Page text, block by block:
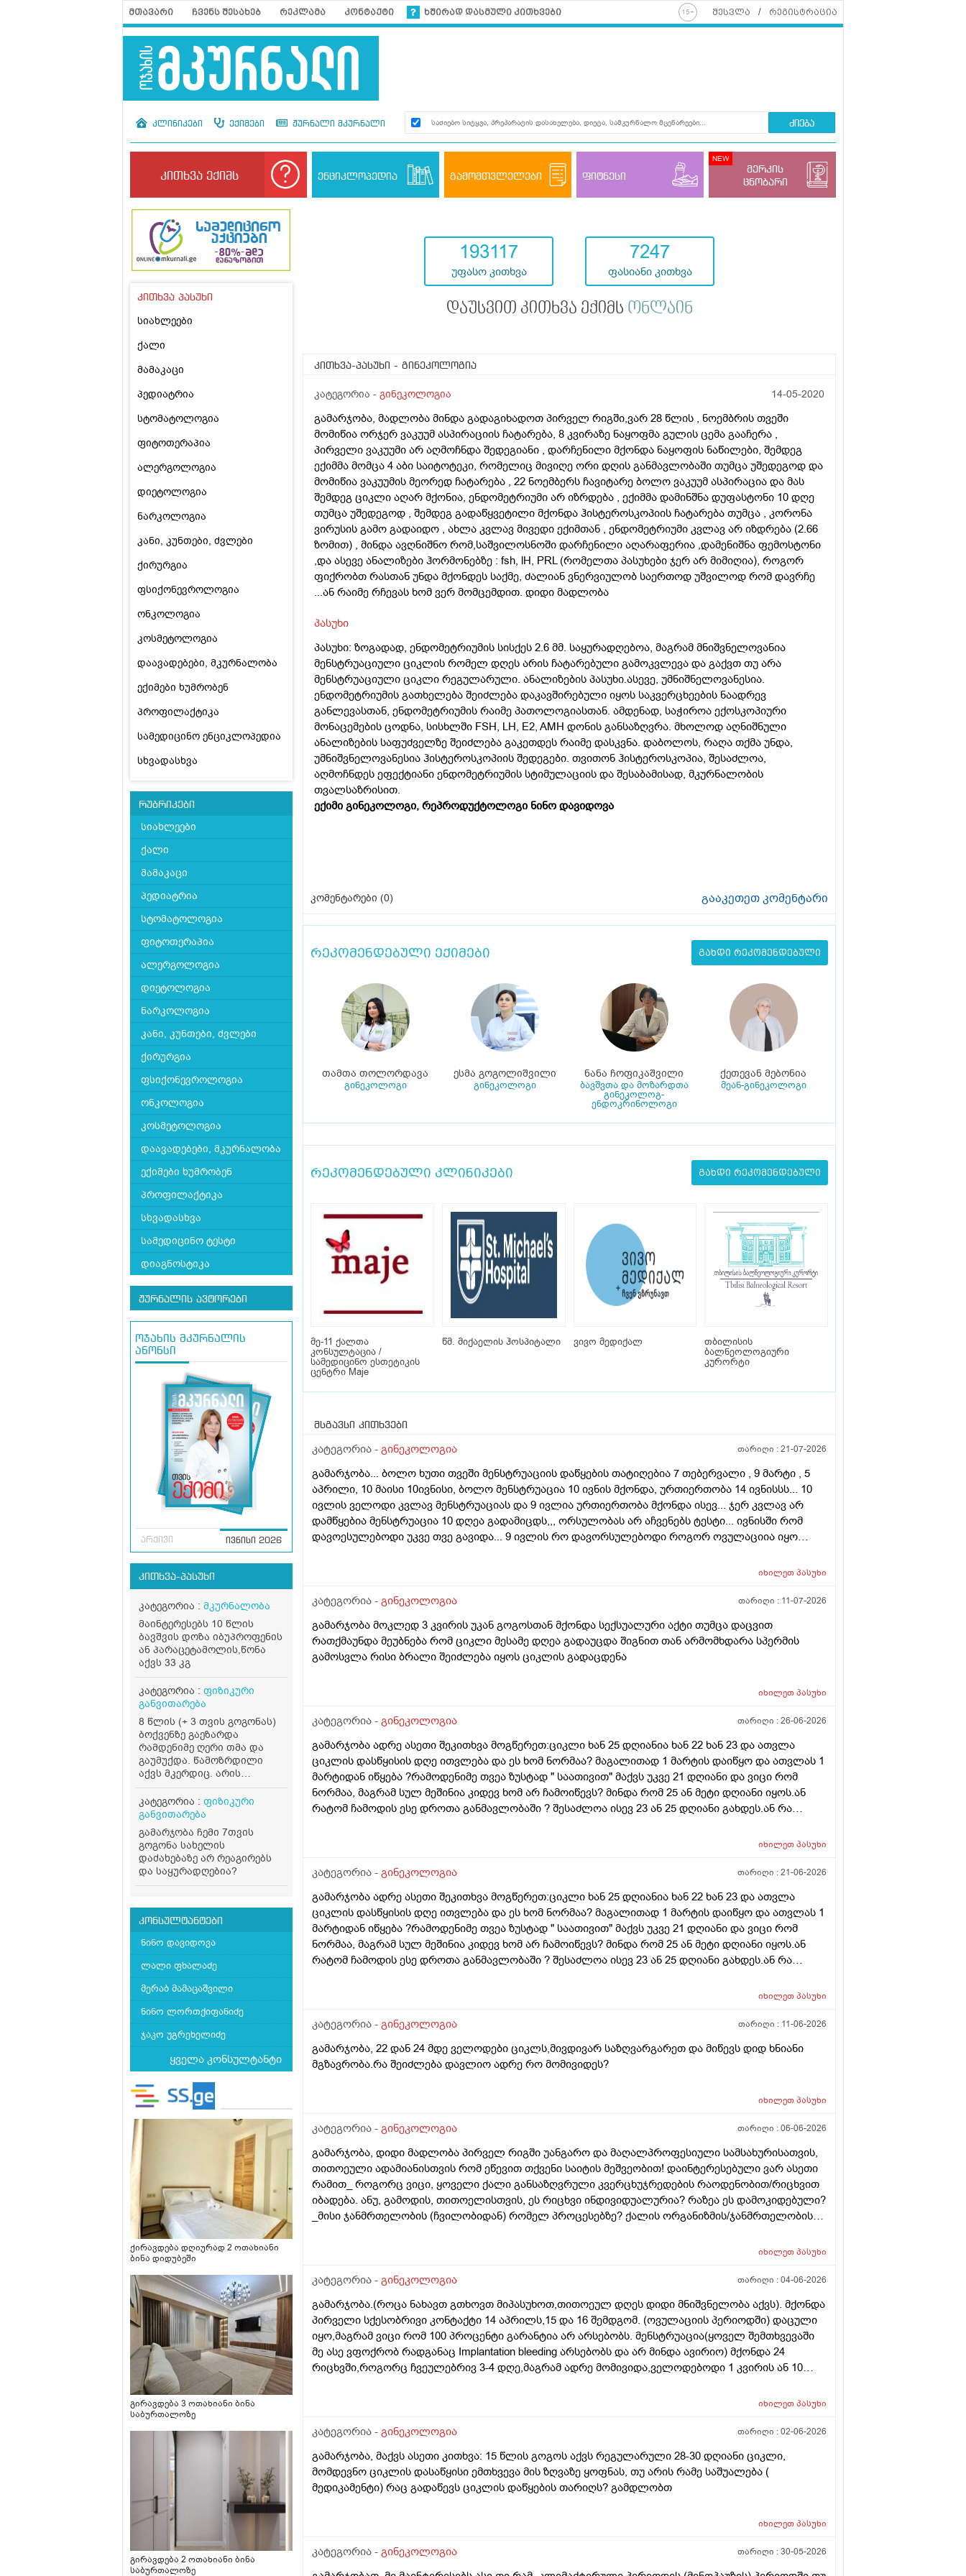
მთავარი ჩვენს შესახებ რეკლამა კონტაქტი ხშირად დასმული კითხვები შესვლა რეგისტრაცია
კლინიკები ექიმები ჟურნალი მკურნალი ძიება
კითხვა ექიმს ენციკლოპედია გამომთვლელები ფიტნესი
მერკის
ცნობარი
კითხვა პასუხი
სიახლეები
ქალი
მამაკაცი
პედიატრია
სტომატოლოგია
ფიტოთერაპია
ალერგოლოგია
დიეტოლოგია
ნარკოლოგია
კანი, კუნთები, ძვლები
ქირურგია
ფსიქონევროლოგია
ონკოლოგია
კოსმეტოლოგია
დაავადებები, მკურნალობა
ექიმები ხუმრობენ
პროფილაქტიკა
სამედიცინო ენციკლოპედია
სხვადასხვა
რუბრიკები
სიახლეები
ქალი
მამაკაცი
პედიატრია
სტომატოლოგია
ფიტოთერაპია
ალერგოლოგია
დიეტოლოგია
ნარკოლოგია
კანი, კუნთები, ძვლები
ქირურგია
ფსიქონევროლოგია
ონკოლოგია
კოსმეტოლოგია
დაავადებები, მკურნალობა
ექიმები ხუმრობენ
პროფილაქტიკა
სხვადასხვა
სამედიცინო ტესტი
დიაგნოსტიკა
ჟურნალის ავტორები
ოჯახის მკურნალის
ანონსი
არქივი ივნისი 2026
კითხვა-პასუხი
კატეგორია : მკურნალობა
მაინტერესებს 10 წლის
ბავშვის დოზა იბუპროფენის
ან პარაცეტამოლის,წონა
აქვს 33 კგ
კატეგორია : ფიზიკური
განვითარება
8 წლის (+ 3 თვის გოგონას)
ბოქვენზე გაეზარდა
რამდენიმე ღერი თმა და
გაუმუქდა. წამოზრდილი
აქვს მკერდიც. არის
ასაკთან შედარებით
მაღალი და აქვს წონაც ( 44
კგ). რამდენად საშიშია, რას
რამდენად ნორმალურია?
და რა გავლენა შეიძლება
იქონიოს ამ ყველაფერმა.
კატეგორია : ფიზიკური
განვითარება
გამარჯობა ჩემი 7თვის
გოგონა სახელის
დაძახებაზე არ რეაგირებს
და საყურადღებია?
კონსულტანტები
ნინო დავიდოვა
ლალი ფხალაძე
მერაბ მამაცაშვილი
ნინო ლორთქიფანიძე
ჯაკო უგრეხელიძე
ყველა კონსულტანტი
ქირავდება დღიურად 2 ოთახიანი
ბინა დიდუბეში
გირავდება 3 ოთახიანი ბინა
საბურთალოზე
გირავდება 2 ოთახიანი ბინა
საბურთალოზე
193117
უფასო კითხვა
7247
ფასიანი კითხვა
დაუსვით კითხვა ექიმს ონლაინ
კითხვა-პასუხი - გინეკოლოგია
კატეგორია - გინეკოლოგია 14-05-2020
გამარჯობა, მადლობა მინდა გადაგიხადოთ პირველ რიგში,ვარ 28 წლის , ნოემბრის თვეში
მომიწია ორჯერ ვაკუუმ ასპირაციის ჩატარება, 8 კვირაზე ნაყოფმა გულის ცემა გააჩერა ,
პირველი ვაკუუმი არ აღმოჩნდა შედეგიანი , დარჩენილი მქონდა ნაყოფის ნაწილები, შემდეგ
ექიმმა მომცა 4 აბი საიტოტეკი, რომელიც მივიღე ორი დღის განმავლობაში თუმცა უშედეგოდ და
მომიწია ვაკუუმის მეორედ ჩატარება , 22 ნოემბერს ჩავიტარე ბოლო ვაკუუმ ასპირაცია და მას
შემდეგ ციკლი აღარ მქონია, ენდომეტრიუმი არ იზრდება , ექიმმა დამინშნა დუფასტონი 10 დღე
თუმცა უშედეგოდ , შემდეგ გადაწყვეტილი მქონდა ჰისტეროსკოპიის ჩატარება თუმცა , კორონა
ვირუსის გამო გადაიდო , ახლა კვლავ მივედი ექიმთან , ენდომეტრიუმი კვლავ არ იზდრება (2.66
ზომით) , მინდა ავღნიშნო რომ,საშვილოსნოში დარჩენილი აღარაფერია ,დამენიშნა ფემოსტონი
,და ასევე ანალიზები ჰორმონებზე : fsh, lH, PRL (რომელთა პასუხები ჯერ არ მიმიღია), როგორ
ფიქრობთ რასთან უნდა მქონდეს საქმე, ძალიან ვნერვიულობ საერთოდ უშვილოდ რომ დავრჩე
...ან რაიმე რჩევას ხომ ვერ მომცემდით. დიდი მადლობა
პასუხი
პასუხი: ზოგადად, ენდომეტრიუმის სისქეს 2.6 მმ. საყურადღებოა, მაგრამ მნიშვნელოვანია
მენსტრუაციული ციკლის რომელ დღეს არის ჩატარებული გამოკვლევა და გაქვთ თუ არა
მენსტრუაციული ციკლი რეგულარული. ანალიზების პასუხი.ასევე, უმნიშნელოვანესია.
ენდომეტრიუმის გათხელება შეიძლება დაკავშირებული იყოს საკვერცხეების ნაადრევ
განლევასთან, ენდომეტრიუმის რაიმე პათოლოგიასთან. ამდენად, საჭიროა ექოსკოპიური
მონაცემების ცოდნა, სისხლში FSH, LH, E2, AMH დონის განსაზღვრა. მხოლოდ აღნიშნული
ანალიზების საფუძველზე შეიძლება გაკეთდეს რაიმე დასკვნა. დაბოლოს, რაღა თქმა უნდა,
უმნიშვნელოვანესია ჰისტეროსკოპიის შედეგები. თვითონ ჰისტეროსკოპია, შესაძლოა,
აღმოჩნდეს ეფექტიანი ენდომეტრიუმის სტიმულაციის და შესაბამისად, მკურნალობის
თვალსაზრისით.
ექიმი გინეკოლოგი, რეპროდუქტოლოგი ნინო დავიდოვა
კომენტარები (0) გააკეთეთ კომენტარი
რეკომენდებული ექიმები გახდი რეკომენდებული
თამთა თოლორდავა
გინეკოლოგი
ესმა გოგოლიშვილი
გინეკოლოგი
ნანა ჩოფიკაშვილი
ბავშვთა და მოზარდთა
გინეკოლოგ-
ენდოკრინოლოგი
ქეთევან მებონია
მეან-გინეკოლოგი
რეკომენდებული კლინიკები გახდი რეკომენდებული
მე-11 ქალთა
კონსულტაცია /
სამედიცინო ესთეტიკის
ცენტრი Maje
წმ. მიქაელის ჰოსპიტალი ვივო მედიქალ
თბილისის
ბალნეოლოგიური
კურორტი
მსგავსი კითხვები
კატეგორია - გინეკოლოგია თარიღი :21-07-2026
გამარჯობა... ბოლო ხუთი თვეში მენსტრუაციის დაწყების თატიღებია 7 თებერვალი , 9 მარტი , 5
აპრილი, 10 მაისი 10ივნისი, ბოლო მენსტრუაცია 10 ივნის მქონდა, ურთიერთობა 14 ივნისსს... 10
ივლის ველოდი კვლავ მენსტრუაციას და 9 ივლია ურთიერთობა მქონდა ისევ... ჯერ კვლავ არ
დამწყებია მენსტრუაცია 10 დღეა გადამიცდს,,, ორსულობას არ აჩვენებს ტესტი... ივნისში რომ
დავოესულებოდი უკვე თვე გავიდა... 9 ივლის რო დავორსულებოდი როგორ ოვულაციია იყო
იხილეთპასუხი
კატეგორია - გინეკოლოგია თარიღი : 11-07-2026
გამარჯობა მოკლედ 3 კვირის უკან გოგოსთან მქონდა სექსუალური აქტი თუმცა დაცვით
რათქმაუნდა მეუბნება რომ ციკლი მესამე დღეა გადაუცდა შიგნით თან არმომხდარა სპერმის
გამოსვლა რისი ბრალი შეიძლება იყოს ციკლის გადაცდენა
იხილეთპასუხი
კატეგორია - გინეკოლოგია თარიღი :26-06-2026
გამარჯობა ადრე ასეთი შეკითხვა მოგწერეთ:ციკლი ხან 25 დღიანია ხან 22 ხან 23 და ათვლა
ციკლის დასწყისის დღე ითვლება და ეს ხომ ნორმაა? მაგალითად 1 მარტის დაიწყო და ათვლას 1
მარტიდან იწყება ?რამოდენიმე თვეა ზუსტად " საათივით" მაქვს უკვე 21 დღიანი და ვიცი რომ
ნორმაა, მაგრამ სულ მეშინია კიდევ ხომ არ ჩამოიწევს? მინდა რომ 25 ან მეტი დღიანი იყოს.ან
რატომ ჩამოდის ესე დროთა განმავლობაში ? შესაძლოა ისევ 23 ან 25 დღიანი გახდეს.ან რა
მაქვს სანერვიულო.რითი შეიძლება უნდაცკვების სახით რომ ვმართო ციკლის დღეები? პასუხიც
დღემდე გასრანდა ახლა 21 დღიანზე 4 დღიანია.თქვენ მითხარით რომ შეიმოწმეთო ტიესეიჩი და
იხილეთპასუხი
კატეგორია - გინეკოლოგია თარიღი :21-06-2026
გამარჯობა ადრე ასეთი შეკითხვა მოგწერეთ:ციკლი ხან 25 დღიანია ხან 22 ხან 23 და ათვლა
ციკლის დასწყისის დღე ითვლება და ეს ხომ ნორმაა? მაგალითად 1 მარტის დაიწყო და ათვლას 1
მარტიდან იწყება ?რამოდენიმე თვეა ზუსტად " საათივით" მაქვს უკვე 21 დღიანი და ვიცი რომ
ნორმაა, მაგრამ სულ მეშინია კიდევ ხომ არ ჩამოიწევს? მინდა რომ 25 ან მეტი დღიანი იყოს.ან
რატომ ჩამოდის ესე დროთა განმავლობაში ? შესაძლოა ისევ 23 ან 25 დღიანი გახდეს.ან რა
მაქვს სანერვიულო.რითი შეიძლება უნდაცკვების სახით რომ ვმართო ციკლის დღეები?იხილეთპასუხი
კატეგორია - გინეკოლოგია თარიღი : 11-06-2026
გამარჯობა, 22 დან 24 მდე ველოდები ციკლს,მივდივარ საზღვარგარეთ და მიწევს დიდ ხნიანი
მგზავრობა.რა შეიძლება დავლიო ადრე რო მომივიდეს?
იხილეთპასუხი
კატეგორია - გინეკოლოგია თარიღი :06-06-2026
გამარჯობა, დიდი მადლობა პირველ რიგში უანგარო და მაღალპროფესიული სამსახურისათვის,
თითოეული ადამიანისთვის რომ ეწევით თქვენი საიტის მეშვეობით! დაინტერესებული ვარ ასეთი
რამით_ როგორც ვიცი, ყოველი ქალი განსაზღვრული კვერცხუჯრედების რაოდენობით/რიცხვით
იბადება. ანუ, გამოდის, თითოელისთვის, ეს რიცხვი ინდივიდუალურია? რაზეა ეს დამოკიდებული?
_მისი ჯანმრთელობის (ჩვილობიდან) რომელ პროცესებზე? ქალის ორგანიზმის/ჯანმრთელობის
ორგანიზმში კვერცხუჯრედებისა, დაბადების პროცესიდან და ზოგს კი მცირე? მადლობთ!იხილეთპასუხი
კატეგორია - გინეკოლოგია თარიღი :04-06-2026
გამარჯობა.(როცა ნახავთ გთხოვთ მიპასუხოთ,თითოეულ დღეს დიდი მნიშვნელობა აქვს). მქონდა
პირველი სქესობრივი კონტაქტი 14 აპრილს,15 და 16 შემდგომ. (ოვულაციის პერიოდში) დაცული
იყო,მაგრამ ვიცი რომ 100 პროცენტი გარანტია არ არსებობს. მენსტრუაცია(ყოველ შემთხვევაში
მე ასე ვფოქრობ რადგანაც Implantation bleeding არსებობს და არ მინდა ავირიო) მქონდა 24
რიცხვში,როგორც ჩვეულებრივ 3-4 დღე,მაგრამ ადრე მომივიდა,ველოდებოდი 1 კვირის ან 10
ტესტი,უარყოფითი იყო. ეგ უცნაური შეგრძნება რამოდენიმე დღე მქონდა. ახლა მენტრუაციას
(მოგზაურობა მოქმედებსო,2 კვირის წინ სხვა ქალაქში გავემგვაზრე და იქ ვარ 10 საათის სავალი),
მისვლას ექიმთან. არის რაიმე შანსი ფეხმძიმობის? აზრი აქვს განმეორებით ტესტს? მენტრუაცია
რეგულარული მქონდა ხოლმე28-30 დღე შუალედი.
იხილეთპასუხი
კატეგორია - გინეკოლოგია თარიღი :02-06-2026
გამარჯობა, მაქვს ასეთი კითხვა: 15 წლის გოგოს აქვს რეგულარული 28-30 დღიანი ციკლი,
მომდევნო ციკლის დასაწყისი ემთხვევა მის ზღვაზე ყოფნას, თუ არის რამე საშუალება (
მედიკამენტი) რაც გადაწევს ციკლის დაწყების თარიღს? გამდლობთ
იხილეთპასუხი
კატეგორია - გინეკოლოგია თარიღი :30-05-2026